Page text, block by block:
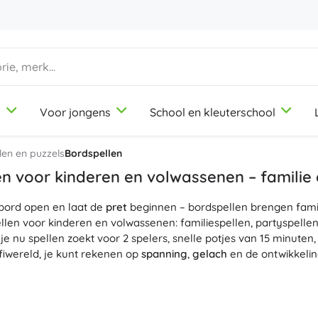
1-3 jaar
9-12 jaar
1-3 jaar
9-12 jaar
Voor jongens
1-3 jaar
9-12 jaar
School en kleuterschool
Knutsel- en tekenspullen
Klei
Stiften
Stempels
Schorten en tafelkleden
+ Meer tonen
Duplo
Icons
Beroepsrollenspellen
Schoonheidssalon
Winkeltje spelen
Werkplaats
Huishouden
+ Meer tonen
en puzzelsBordspellen
voor kinderen en volwassenen – familie
open en laat de pret beginnen – bordspellen brengen
voor kinderen en volwassenen: familiespellen,
nu spellen zoekt voor 2 spelers, snelle potjes van 15
je kunt rekenen op spanning, gelach en de
bordspellen blinken uit door
overzichtelijke speelborden. Dankzij de